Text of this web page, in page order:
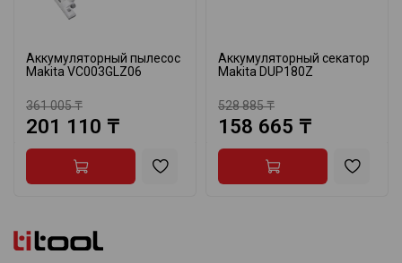
Аккумуляторный пылесос
Makita VC003GLZ06
361 005 ₸
201 110 ₸
Аккумуляторный секатор
Makita DUP180Z
528 885 ₸
158 665 ₸